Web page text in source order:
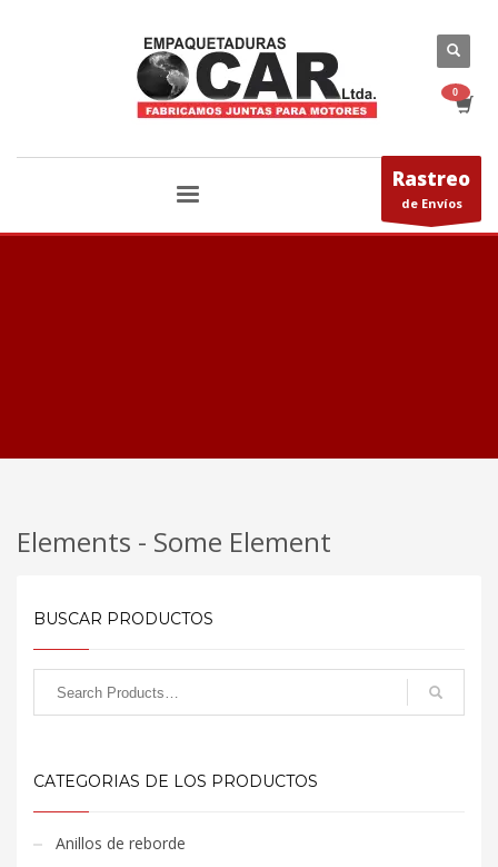
Rastreo
de Envíos
Elements - Some Element
BUSCAR PRODUCTOS
CATEGORIAS DE LOS PRODUCTOS
Anillos de reborde